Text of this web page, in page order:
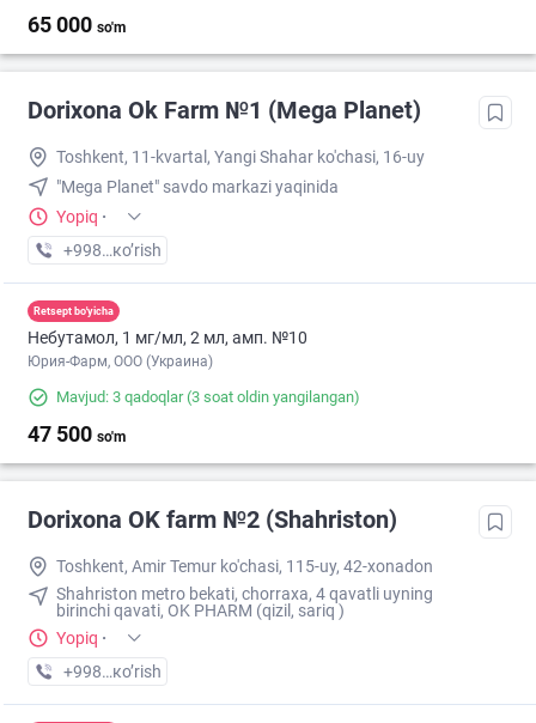
65 000 so'm
Dorixona Ok Farm №1 (Mega Planet)
Toshkent, 11-kvartal, Yangi Shahar ko'chasi, 16-uy
"Mega Planet" savdo markazi yaqinida
Yopiq ·
+998 (90) XXX-XX-XX
кo’rish
Retsept bo'yicha
Небутамол, 1 мг/мл, 2 мл, амп. №10
Юрия-Фарм, ООО (Украина)
Mavjud: 3 qadoqlar(3 soat oldin yangilangan)
47 500 so'm
Dorixona ОK farm №2 (Shahriston)
Toshkent, Amir Temur ko'chasi, 115-uy, 42-xonadon
Shahriston metro bekati, chorraxa, 4 qavatli uyning
birinchi qavati, OK PHARM (qizil, sariq )
Yopiq ·
+998 (90) XXX-XX-XX
кo’rish